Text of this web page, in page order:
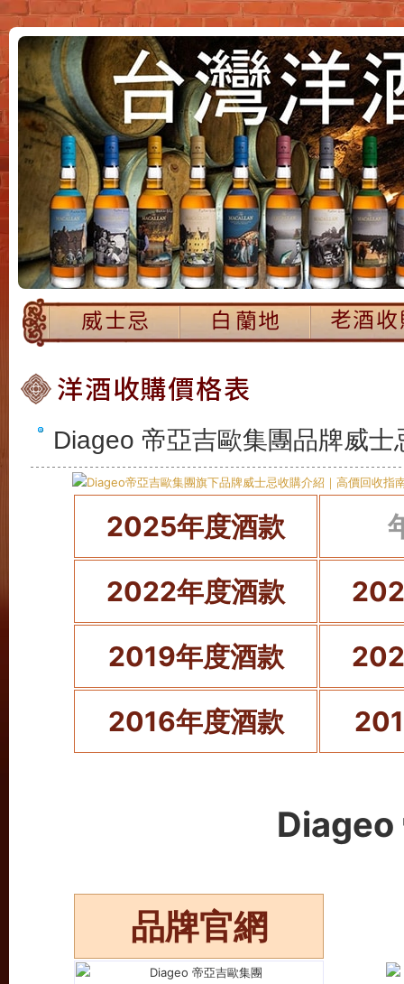
Diageo 帝亞吉歐集團品牌威士
2025年度酒款
2022年度酒款
2019年度酒款
2016年度酒款
Diageo
品牌官網